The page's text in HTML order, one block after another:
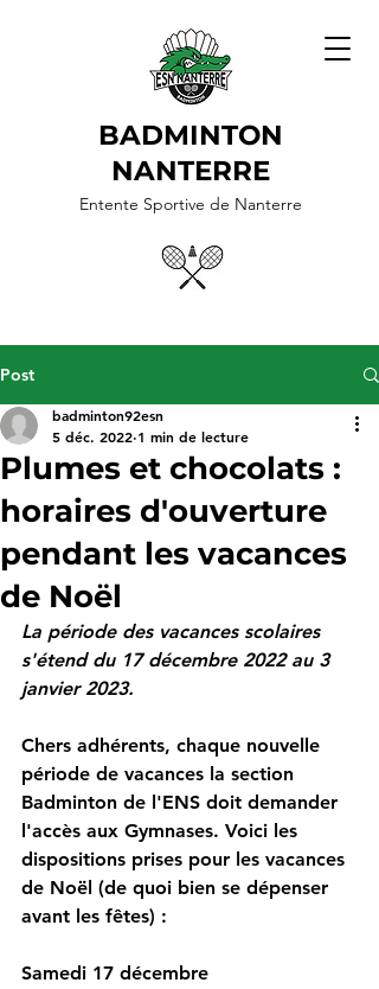
BADMINTON
NANTERRE
Entente Sportive de Nanterre
Post
Plumes et chocolats :
horaires d'ouverture
pendant les vacances
de Noël
badminton92esn
5 déc. 2022 1 min de lecture
La période des vacances scolaires
s'étend du 17 décembre 2022 au 3
janvier 2023.
Chers adhérents, chaque nouvelle
période de vacances la section
Badminton de l'ENS doit demander
l'accès aux Gymnases. Voici les
dispositions prises pour les vacances
de Noël (de quoi bien se dépenser
avant les fêtes) :
Samedi 17 décembre